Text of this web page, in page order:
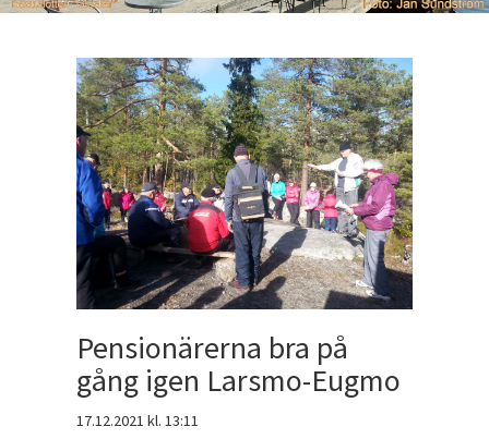
Pensionärerna bra på
gång igen Larsmo-Eugmo
17.12.2021 kl. 13:11